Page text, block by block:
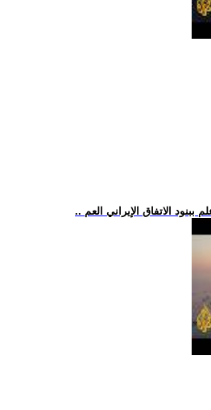
ببنود الاتفاق الإيراني العم